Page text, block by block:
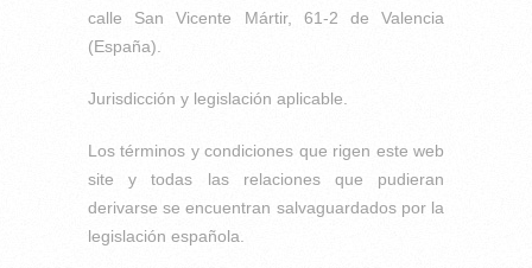
calle San Vicente Mártir, 61-2 de Valencia
(España).
Jurisdicción y legislación aplicable.
Los términos y condiciones que rigen este web
site y todas las relaciones que pudieran
derivarse se encuentran salvaguardados por la
legislación española.